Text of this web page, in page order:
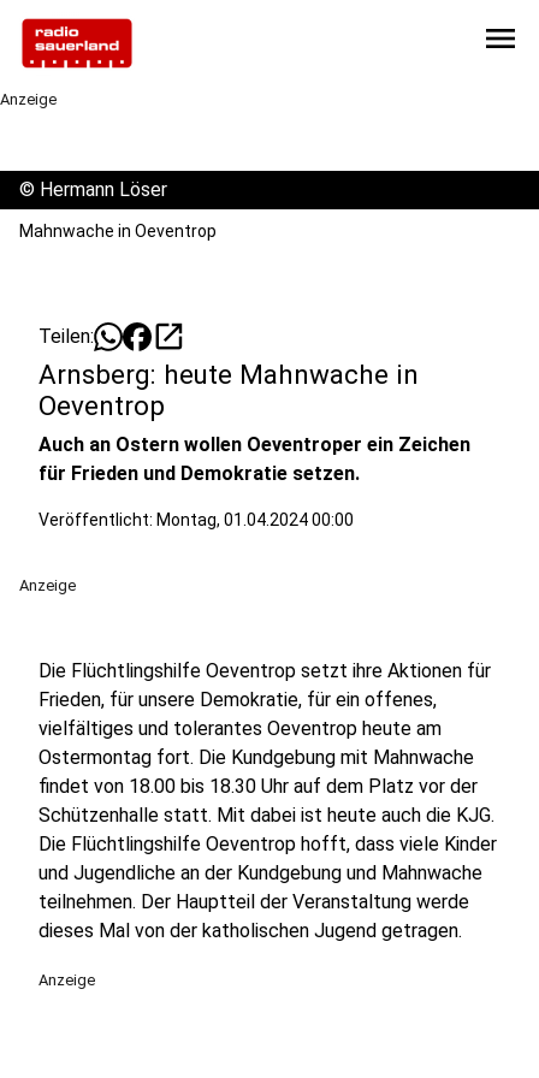
menu
Anzeige
© Hermann Löser
Mahnwache in Oeventrop
Teilen: open_in_new
Arnsberg: heute Mahnwache in
Oeventrop
Auch an Ostern wollen Oeventroper ein Zeichen
für Frieden und Demokratie setzen.
Veröffentlicht: Montag, 01.04.2024 00:00
Anzeige
Die Flüchtlingshilfe Oeventrop setzt ihre Aktionen für
Frieden, für unsere Demokratie, für ein offenes,
vielfältiges und tolerantes Oeventrop heute am
Ostermontag fort. Die Kundgebung mit Mahnwache
findet von 18.00 bis 18.30 Uhr auf dem Platz vor der
Schützenhalle statt. Mit dabei ist heute auch die KJG.
Die Flüchtlingshilfe Oeventrop hofft, dass viele Kinder
und Jugendliche an der Kundgebung und Mahnwache
teilnehmen. Der Hauptteil der Veranstaltung werde
dieses Mal von der katholischen Jugend getragen.
Anzeige